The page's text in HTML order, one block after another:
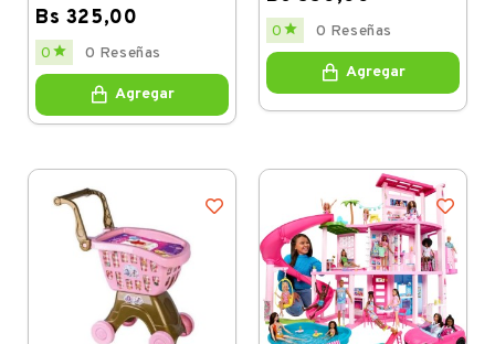
Bs 325,00
Price
0  0 Reseñas
Agregar
Price
0  0 Reseñas
Agregar